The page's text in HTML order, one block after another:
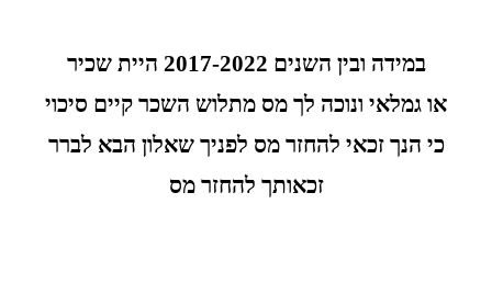
במידה ובין השנים 2017-2022 היית שכיר
או גמלאי ונוכה לך מס מתלוש השכר קיים סיכוי
כי הנך זכאי להחזר מס לפניך שאלון הבא לברר
זכאותך להחזר מס